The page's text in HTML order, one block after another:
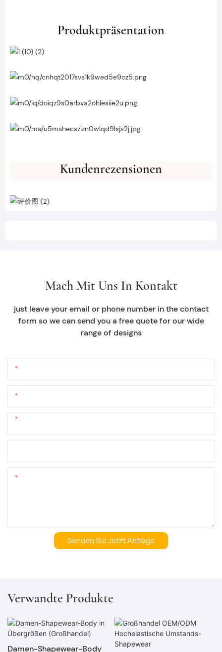
Produktpräsentation
Kundenrezensionen
Mach Mit Uns In Kontakt
just leave your email or phone number in the contact
form so we can send you a free quote for our wide
range of designs
Senden Sie Jetzt Anfrage
Verwandte Produkte
Damen-Shapewear-Body